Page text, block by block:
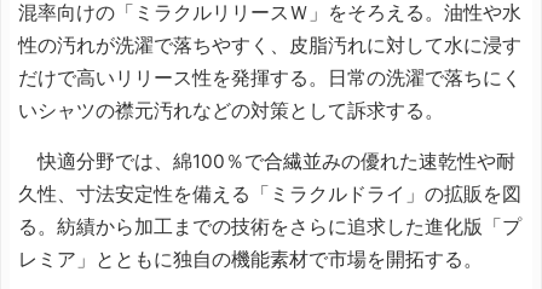
混率向けの「ミラクルリリースＷ」をそろえる。油性や水
性の汚れが洗濯で落ちやすく、皮脂汚れに対して水に浸す
だけで高いリリース性を発揮する。日常の洗濯で落ちにく
いシャツの襟元汚れなどの対策として訴求する。
快適分野では、綿100％で合繊並みの優れた速乾性や耐
久性、寸法安定性を備える「ミラクルドライ」の拡販を図
る。紡績から加工までの技術をさらに追求した進化版「プ
レミア」とともに独自の機能素材で市場を開拓する。